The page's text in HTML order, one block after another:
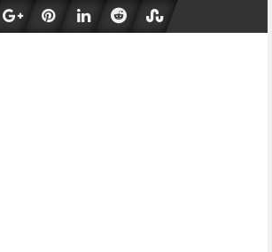
content